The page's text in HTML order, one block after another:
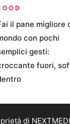
il pane migliore
con pochi
gesti:
fuori,
di